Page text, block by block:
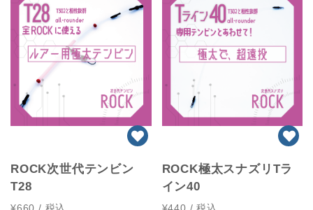
ROCK次世代テンビン
T28
ROCK極太スナズリTラ
イン40